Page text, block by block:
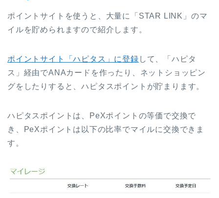
ポイントサイトを使うと、大量に「STAR LINK」のマ
イルを貯められますので紹介します。
ポイントサイト「ハピタス」に登録 して、「ハピタ
ス」経由でANAカードを作ったり、ネットショッピン
グをしたりすると、ハピタスポイントが貯まります。
ハピタスポイントは、PeXポイントの等価で交換で
き、PeXポイントは以下の比率でマイルに交換できま
す。